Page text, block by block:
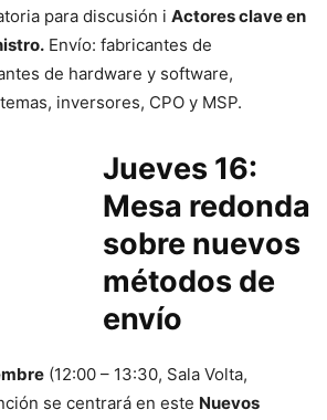
para discusión i Actores clave en
Envío: fabricantes de
de hardware y software,
inversores, CPO y MSP.
Jueves 16:
Mesa redonda
sobre nuevos
métodos de
envío
(12:00 – 13:30, Sala Volta,
se centrará en este Nuevos